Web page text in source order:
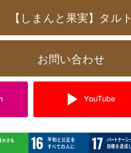
【しまんと果実】タルト
お問い合わせ